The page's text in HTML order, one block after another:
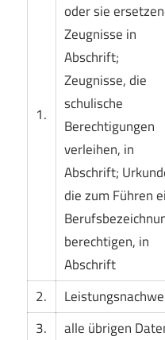
1.
oder sie
Zeugnisse in
Abschrift;
Zeugnisse, die
schulische
Berechtigungen
verleihen, in
Abschrift;
die zum Führen
berechtigen, in
Abschrift
2.
3.
alle übrigen